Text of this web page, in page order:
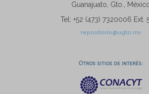
Guanajuato, Gto.,
Tel: +52 (473) 7320006 Ext.
repositorio@ugto.mx
Otros sitios de interés: